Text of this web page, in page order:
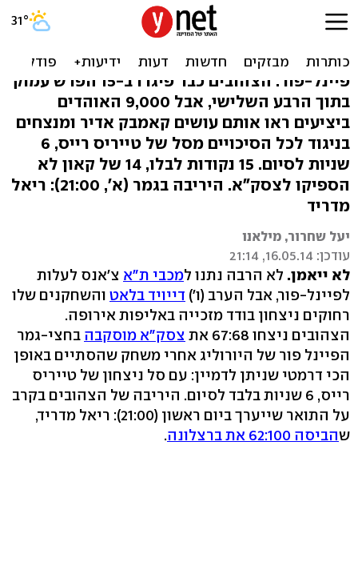
צפו: מכבי בגמר אחרי 67:68
מטורף על צסק"א
פיינל-פור: הצהובים כבר פיגרו ב-15 הפרש עמוק
בתוך הרבע השלישי, אבל 9,000 האוהדים
ביציעים ראו אותם עושים קאמבק אדיר ומנצחים
בניגוד לכל הסיכויים מסל של טייריס רייס, 6
שניות לסיום. 15 נקודות לבלו, 14 של קאון לא
הספיקו לצסק"א. היריבה בגמר (א', 21:00): ריאל
מדריד
יעל שחרור, מילאנו
עודכן: 16.05.14, 21:14
לא ייאמן. לא הרבה נתנו למכבי ת"א צ'אנס לעלות
לפיינל-פור, אבל הערב (ו') דייויד בלאט והשחקנים שלו
רחוקים ניצחון בודד מזכייה באליפות אירופה.
הצהובים ניצחו 67:68 את
צסק"א מוסקבה בחצי-גמר
הפיינל פור של היורוליג אחרי משחק שהסתיים באופן
הכי דרמטי שניתן לדמיין: עם סל ניצחון של טייריס
רייס, 6 שניות בלבד לסיום. היריבה של הצהובים בקרב
על התואר שייערך ביום ראשון (21:00): ריאל מדריד,
שהביסה 62:100 את ברצלונה .